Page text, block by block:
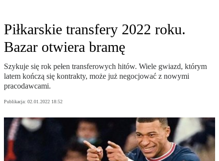
Piłkarskie transfery 2022 roku.
Bazar otwiera bramę
Szykuje się rok pełen transferowych hitów. Wiele gwiazd, którym
latem kończą się kontrakty, może już negocjować z nowymi
pracodawcami.
Publikacja: 02.01.2022 18:52